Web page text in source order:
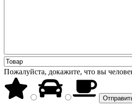
Пожалуйста, докажите, что вы